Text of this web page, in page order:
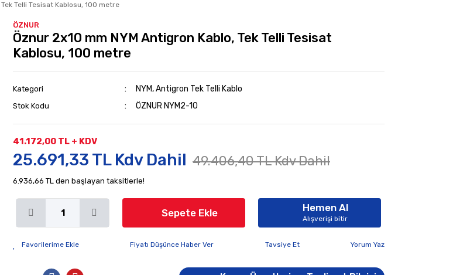
Telli Tesisat Kablosu, 100 metre
ÖZNUR
Öznur 2x10 mm NYM Antigron Kablo, Tek Telli Tesisat
Kablosu, 100 metre
Kategori NYM, Antigron Tek Telli Kablo
Stok Kodu ÖZNUR NYM2-10
41.172,00 TL + KDV
25.691,33 TL Kdv Dahil 49.406,40 TL Kdv Dahil
6.936,66 TL den başlayan taksitlerle!
Sepete Ekle Hemen Al
Alışverişi bitir
Fiyatı Düşünce Haber Ver Tavsiye Et Yorum Yaz